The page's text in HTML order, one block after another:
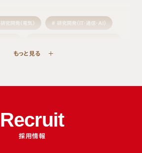
研究開発（電気） 研究開発（IT・通信・AI）
もっと見る
Recruit
採用情報